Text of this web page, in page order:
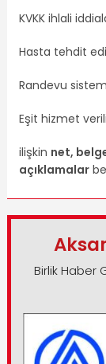
KVKK ihlali
Hasta tehdit
Randevu
Eşit hizmet
ilişkin net,
açıklamalar
Birlik Haber